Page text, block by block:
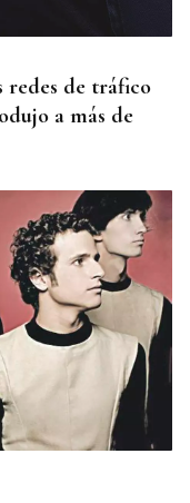
redes de tráfico
a más de